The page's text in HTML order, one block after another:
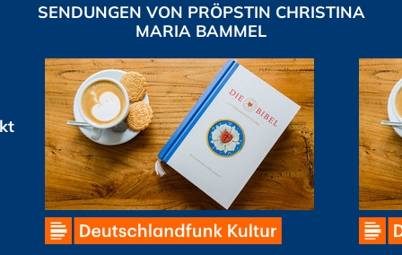
SENDUNGEN VON PRÖPSTIN CHRISTINA
MARIA BAMMEL